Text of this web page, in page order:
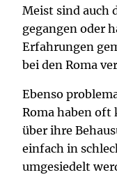
Meist sind auch
gegangen oder
Erfahrungen
bei den Roma
Ebenso
Roma haben oft
über ihre
einfach in
umgesiedelt